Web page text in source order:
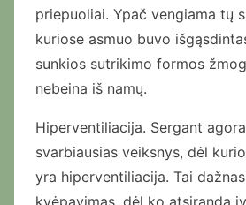
priepuoliai. Ypač vengiama tų
kuriose asmuo buvo
sunkios sutrikimo formos
nebeina iš namų.
Hiperventiliacija. Sergant
svarbiausias veiksnys, dėl
yra hiperventiliacija. Tai